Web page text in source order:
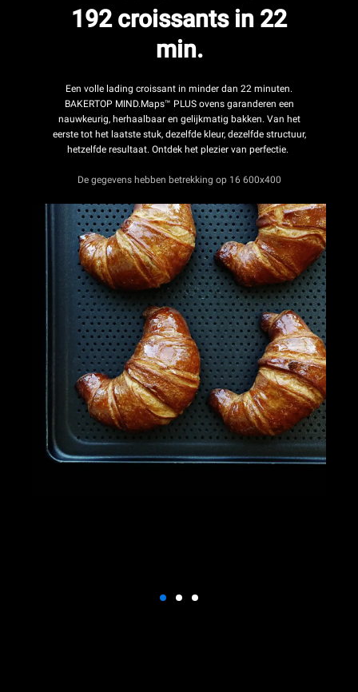
192 croissants in 22
min.
Een volle lading croissant in minder dan 22 minuten.
BAKERTOP MIND.Maps™ PLUS ovens garanderen een
nauwkeurig, herhaalbaar en gelijkmatig bakken. Van het
eerste tot het laatste stuk, dezelfde kleur, dezelfde structuur,
hetzelfde resultaat. Ontdek het plezier van perfectie.
De gegevens hebben betrekking op 16 600x400